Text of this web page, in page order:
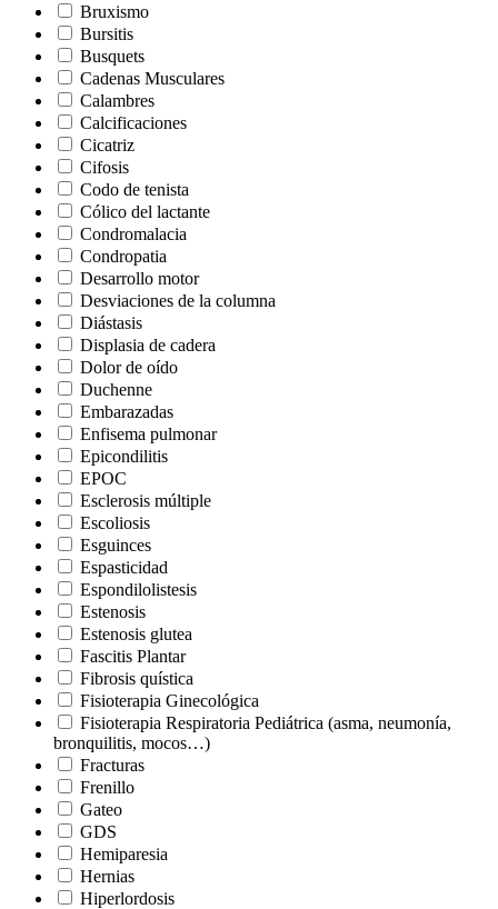
Bruxismo
Bursitis
Busquets
Cadenas Musculares
Calambres
Calcificaciones
Cicatriz
Cifosis
Codo de tenista
Cólico del lactante
Condromalacia
Condropatia
Desarrollo motor
Desviaciones de la columna
Diástasis
Displasia de cadera
Dolor de oído
Duchenne
Embarazadas
Enfisema pulmonar
Epicondilitis
EPOC
Esclerosis múltiple
Escoliosis
Esguinces
Espasticidad
Espondilolistesis
Estenosis
Estenosis glutea
Fascitis Plantar
Fibrosis quística
Fisioterapia Ginecológica
Fisioterapia Respiratoria Pediátrica (asma, neumonía,
bronquilitis, mocos…)
Fracturas
Frenillo
Gateo
GDS
Hemiparesia
Hernias
Hiperlordosis